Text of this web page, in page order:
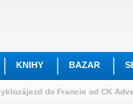
KNIHY BAZAR
do Francie od CK